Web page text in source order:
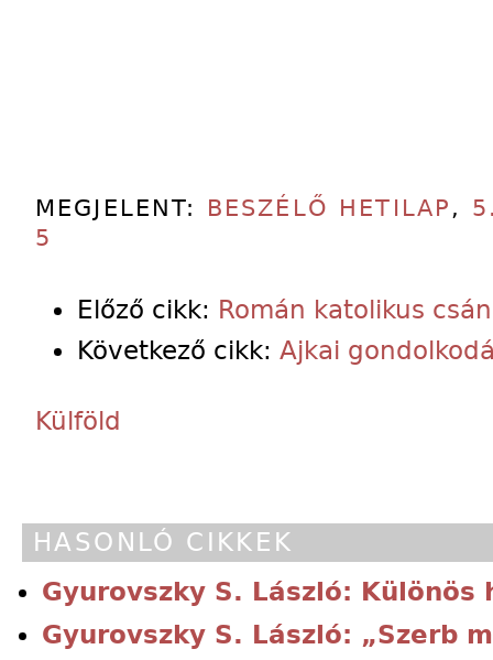
MEGJELENT: BESZÉLŐ HETILAP ,
5
Előző cikk: Román katolikus
Következő cikk: Ajkai
Külföld
HASONLÓ CIKKEK
Gyurovszky S. László: Különös
Gyurovszky S. László: „Szerb